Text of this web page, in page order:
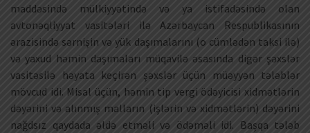
maddəsində mülkiyyətində və ya istifadəsində olan
avtonəqliyyat vasitələri ilə Azərbaycan Respublikasının
ərazisində sərnişin və yük daşımalarını (o cümlədən taksi ilə)
və yaxud həmin daşımaları müqavilə əsasında digər şəxslər
vasitəsilə həyata keçirən şəxslər üçün müəyyən tələblər
mövcud idi. Misal üçün, həmin tip vergi ödəyicisi xidmətlərin
dəyərini və alınmış malların (işlərin və xidmətlərin) dəyərini
nağdsız qaydada əldə etməli və ödəməli idi. Başqa tələb